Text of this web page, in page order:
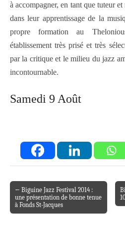
à accompagner, en tant que tuteur
dans leur apprentissage de la
propre formation au
établissement très prisé et très
par la critique et le milieu du jazz
incontournable.
Samedi 9 Août
Post navigation
← Biguine Jazz Festival 2014 :
une présentation de bonne tenue
à Fonds St-Jacques